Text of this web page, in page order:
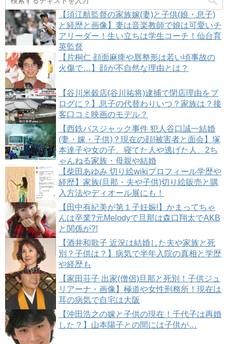
【須江航監督の家族嫁(妻)と子供(娘・息子)
と経歴と画像】妻は音楽教師で娘は可愛いチ
アリーダー！生い立ちは学生コーチ！仙台育
英監督
【片桐仁 顔面麻痺や唇整形は若い頃事故の
火傷で…】顔が不自然な理由とは？
【谷川米穀店(谷川祐将)逮捕で閉店理由をブ
ログに？】息子の代替わりいつ？家族は？接
客口コミ映画のモデル？
【西鉄バスジャック事件 犯人谷口誠一結婚
(妻・嫁・子供)？現在の顔!被害者と面会】塚
本達子や女の子、寝てた人や逃げた人、2ち
ゃんねる家族・母親や結婚
【柴田あゆみ 切り絵wikiプロフィール学歴や
経歴】家族(旦那・夫や子供)切り絵販売と購
入方法やディオール展にも！
【田中有紀美が第１子妊娠!】かまってちゃ
んは卒業?元Melodyで旦那は森口翔太でAKB
と関係が?!
【酒井和歌子 近況は結婚した夫や家族と死
別？子供は？】病気で半年入院の真相と学歴
や経歴も
【家田荘子 出家(僧侶)旦那と死別！子供ジュ
リアーナ・画像】極道や女性刑務所！現在は
耳の病気で自宅は大阪
【沖田浩之の嫁と子供の現在！千代子は再婚
した？】山本陽子との間には子供が…